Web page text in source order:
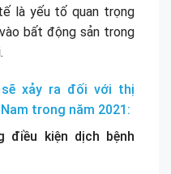
là yếu tố quan trọng
bất động sản trong
xảy ra đối với thị
trong năm 2021:
điều kiện dịch bệnh